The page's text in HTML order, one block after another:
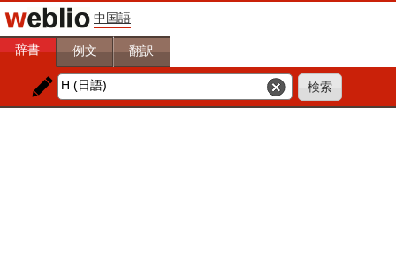
中国語
辞書 例文 翻訳